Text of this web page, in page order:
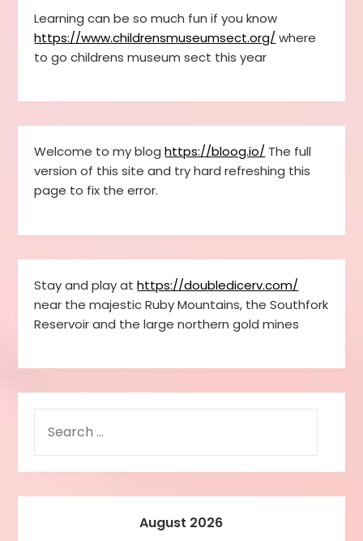
Learning can be so much fun if you know
https://www.childrensmuseumsect.org/where
to go childrens museum sect this year
Welcome to my bloghttps://bloog.io/ The full
version of this site and try hard refreshing this
page to fix the error.
Stay and play athttps://doubledicerv.com/
near the majestic Ruby Mountains, the Southfork
Reservoir and the large northern gold mines
August 2026